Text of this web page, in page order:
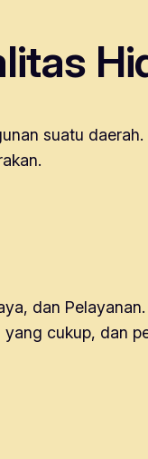
suatu
dan Pelayanan.
cukup, dan